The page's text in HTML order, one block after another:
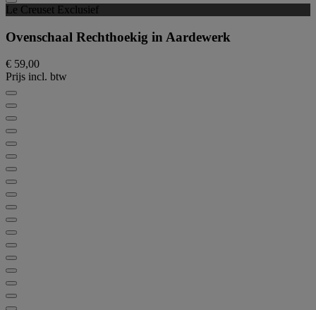
Le Creuset Exclusief
Ovenschaal Rechthoekig in Aardewerk
€ 59,00
Prijs incl. btw